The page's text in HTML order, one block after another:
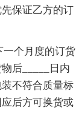
保证乙方的订
一个月度的订货
后_____日内
不符合质量标
后方可换货或